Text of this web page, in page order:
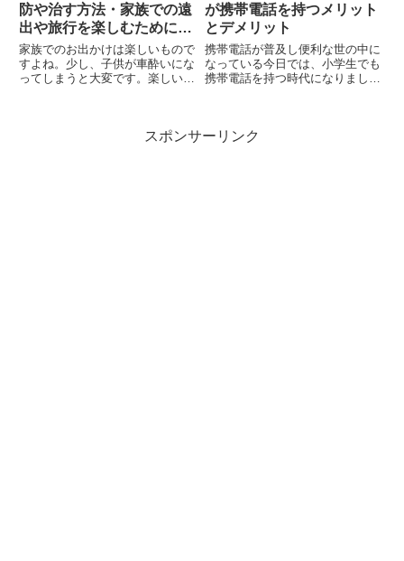
防や治す方法・家族での遠
出や旅行を楽しむために
は？
家族でのお出かけは楽しいもので
すよね。少し、子供が車酔いにな
ってしまうと大変です。楽しいは
の予防や治す方法について紹介し
が携帯電話を持つメリット
とデメリット
携帯電話が普及し便利な世の中に
なっている今日では、小学生でも
携帯電話を持つ時代になりまし
色んな事件に巻き込まれたりしな
スポンサーリンク